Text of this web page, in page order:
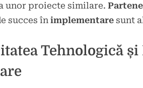
unor proiecte similare.
succes în implementare sunt
Tehnologică și